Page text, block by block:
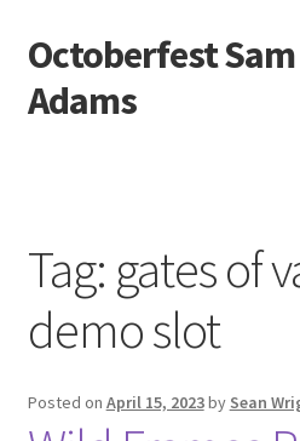
Skip
to
navigation
Skip
to
content
Octoberfest Sam
Adams
Contact us
Privacy Policy
Tag: gates of
demo slot
Posted on April 15, 2023by Sean